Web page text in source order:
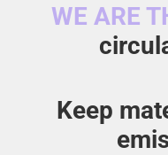
WE ARE
Keep